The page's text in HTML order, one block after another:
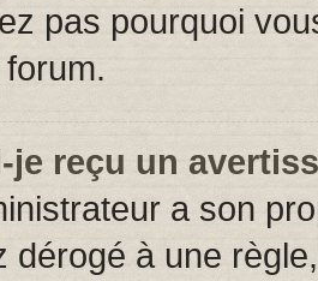
pas pourquoi
je reçu un
a son
dérogé à une